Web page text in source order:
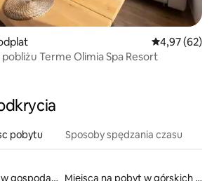
Średnia
4,97 (62)
Terme Olimia Spa Resort
pobytu Sposoby spędzania czasu
Miejsca na pobyt w gospodarstwach agroturystycznych Miejsca na pobyt w górskich chatach